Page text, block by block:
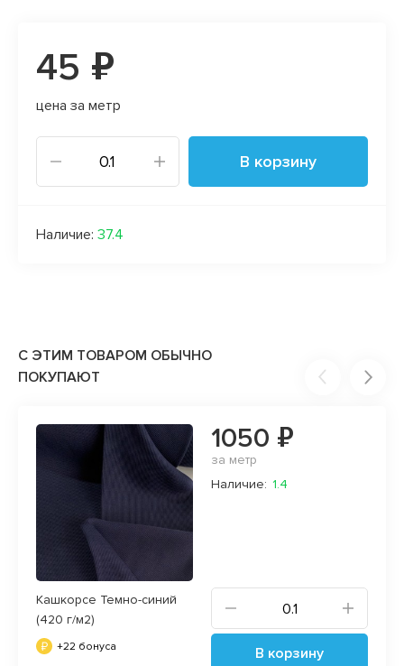
45 ₽
цена за метр
В корзину
Наличие: 37.4
С ЭТИМ ТОВАРОМ ОБЫЧНО
ПОКУПАЮТ
Кашкорсе Темно-синий
(420 г/м2)
+22 бонуса
1050 ₽
за метр
Наличие: 1.4
В корзину